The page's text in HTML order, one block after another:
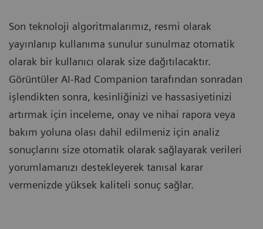
Son teknoloji algoritmalarımız, resmi olarak
yayınlanıp kullanıma sunulur sunulmaz otomatik
olarak bir kullanıcı olarak size dağıtılacaktır.
Görüntüler AI-Rad Companion tarafından sonradan
işlendikten sonra, kesinliğinizi ve hassasiyetinizi
artırmak için inceleme, onay ve nihai rapora veya
bakım yoluna olası dahil edilmeniz için analiz
sonuçlarını size otomatik olarak sağlayarak verileri
yorumlamanızı destekleyerek tanısal karar
vermenizde yüksek kaliteli sonuç sağlar.